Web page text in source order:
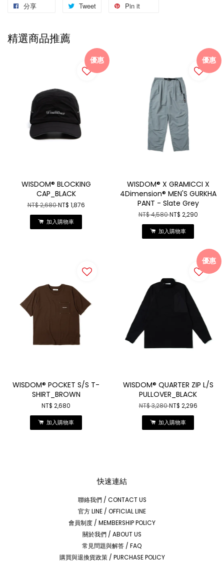
分享 Tweet Pin it
精選商品推薦
優惠
WISDOM® BLOCKING
CAP_BLACK
NT$ 2,680NT$ 1,876
加入購物車
優惠
WISDOM® X GRAMICCI X
4Dimension® MEN'S GURKHA
PANT - Slate Grey
NT$ 4,580NT$ 2,290
加入購物車
WISDOM® POCKET S/S T-
SHIRT_BROWN
NT$ 2,680
加入購物車
優惠
WISDOM® QUARTER ZIP L/S
PULLOVER_BLACK
NT$ 3,280NT$ 2,296
加入購物車
快速連結
聯絡我們 / CONTACT US
官方 LINE / OFFICIAL LINE
會員制度 / MEMBERSHIP POLICY
關於我們 / ABOUT US
常見問題與解答 / FAQ
購買與退換貨政策 / PURCHASE POLICY